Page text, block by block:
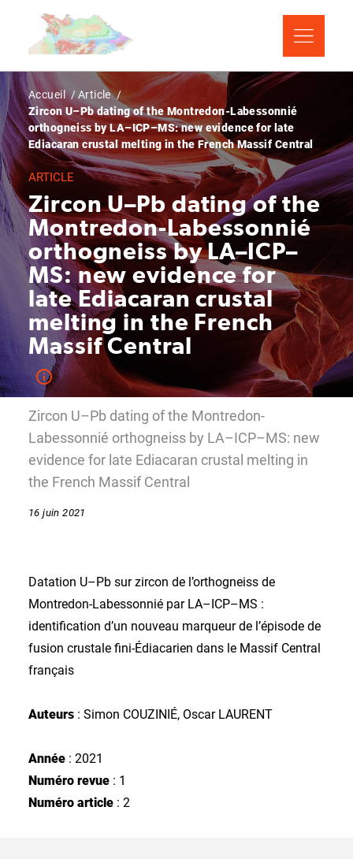
contenu
Fil
d'Ariane
Accueil
Article
Zircon U–Pb dating of the Montredon-Labessonnié
orthogneiss by LA–ICP–MS: new evidence for late
Ediacaran crustal melting in the French Massif Central
ARTICLE
Zircon U–Pb dating of the
Montredon-Labessonnié
orthogneiss by LA–ICP–
MS: new evidence for
late Ediacaran crustal
melting in the French
Massif Central
Zircon U–Pb dating of the Montredon-
Labessonnié orthogneiss by LA–ICP–MS: new
evidence for late Ediacaran crustal melting in
the French Massif Central
16 juin 2021
Datation U–Pb sur zircon de l’orthogneiss de
Montredon-Labessonnié par LA–ICP–MS :
identification d’un nouveau marqueur de l’épisode de
fusion crustale fini-Édiacarien dans le Massif Central
français
Auteurs : Simon COUZINIÉ, Oscar LAURENT
Année : 2021
Numéro revue : 1
Numéro article : 2